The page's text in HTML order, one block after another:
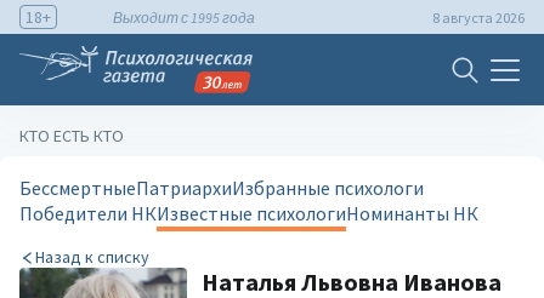
18+ Выходит с 1995 года 8 августа 2026
КТО ЕСТЬ КТО
БессмертныеПатриархиИзбранные психологи
Победители НКИзвестные психологиНоминанты НК
Назад к списку
Наталья Львовна Иванова